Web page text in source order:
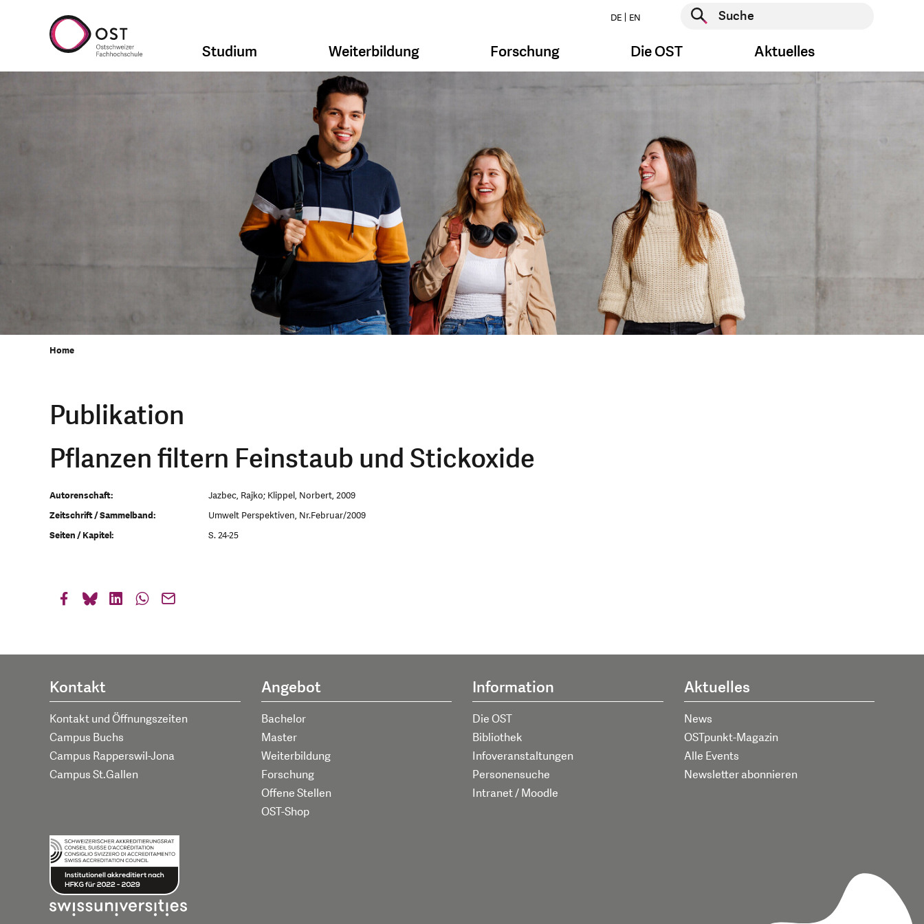
DE EN
Suche starten
Studium Weiterbildung Forschung Die OST Aktuelles
Home
Publikation
Pflanzen filtern Feinstaub und Stickoxide
Autorenschaft:
Jazbec, Rajko; Klippel, Norbert, 2009
Zeitschrift / Sammelband:
Umwelt Perspektiven, Nr.Februar/2009
Seiten / Kapitel:
S. 24-25
Kontakt
Kontakt und Öffnungszeiten
Campus Buchs
Campus Rapperswil-Jona
Campus St.Gallen
Angebot
Bachelor
Master
Weiterbildung
Forschung
Offene Stellen
OST-Shop
Information
Die OST
Bibliothek
Infoveranstaltungen
Personensuche
Intranet / Moodle
Aktuelles
News
OSTpunkt-Magazin
Alle Events
Newsletter abonnieren